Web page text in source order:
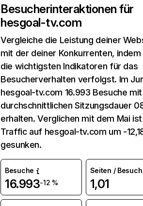
Besucherinteraktionen für
hesgoal-tv.com
Vergleiche die Leistung deiner
mit der deiner Konkurrenten, indem
die wichtigsten Indikatoren für das
Besucherverhalten verfolgst. Im
hesgoal-tv.com 16.993 Besuche
durchschnittlichen Sitzungsdauer
erhalten. Verglichen mit dem Mai
Traffic auf hesgoal-tv.com um -
gesunken.
Besuche
16.993-12 %
Seiten / Besuch
1,01